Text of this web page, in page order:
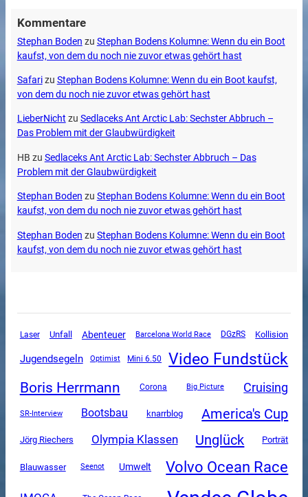
Kommentare
Stephan Boden zu Stephan Bodens Kolumne: Wenn du ein Boot
kaufst, von dem du noch nie zuvor etwas gehört hast
Safarizu Stephan Bodens Kolumne: Wenn du ein Boot kaufst,
von dem du noch nie zuvor etwas gehört hast
LieberNicht zu Sedlaceks Ant Arctic Lab: Sechster Abbruch –
Das Problem mit der Glaubwürdigkeit
HB zu Sedlaceks Ant Arctic Lab: Sechster Abbruch – Das
Problem mit der Glaubwürdigkeit
Stephan Boden zu Stephan Bodens Kolumne: Wenn du ein Boot
kaufst, von dem du noch nie zuvor etwas gehört hast
Stephan Boden zu Stephan Bodens Kolumne: Wenn du ein Boot
kaufst, von dem du noch nie zuvor etwas gehört hast
Laser Unfall Abenteuer Barcelona World Race DGzRS Kollision
Jugendsegeln Optimist Mini 6.50 Video Fundstück
Boris Herrmann Corona Big Picture Cruising
SR-Interview Bootsbau knarrblog America's Cup
Jörg Riechers Olympia Klassen Unglück Porträt
Blauwasser Seenot Umwelt Volvo Ocean Race